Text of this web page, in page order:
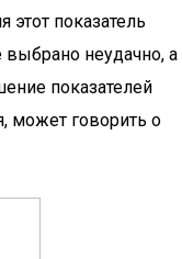
этот показатель
выбрано неудачно, а
показателей
может говорить о